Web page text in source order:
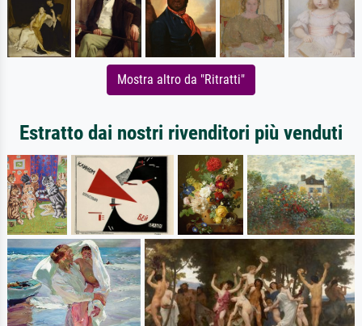
Mostra altro da "Ritratti"
Estratto dai nostri rivenditori più venduti